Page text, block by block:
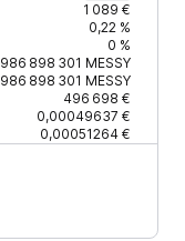
1 089 €
0,22 %
0 %
986 898 301 MESSY
986 898 301 MESSY
496 698 €
0,00049637 €
0,00051264 €